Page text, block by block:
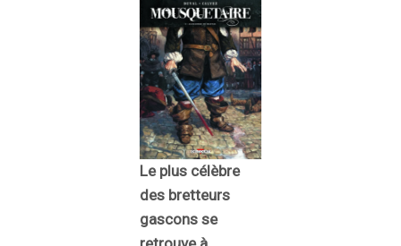
Le plus célèbre
des bretteurs
gascons se